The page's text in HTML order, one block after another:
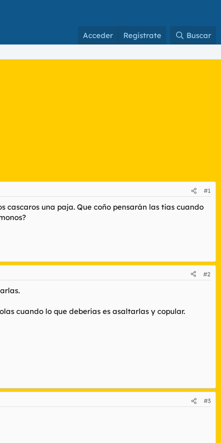
Acceder Regístrate Buscar
#1
cascaros una paja. Que coño pensarán las tias cuando
#2
cuando lo que deberías es asaltarlas y copular.
#3